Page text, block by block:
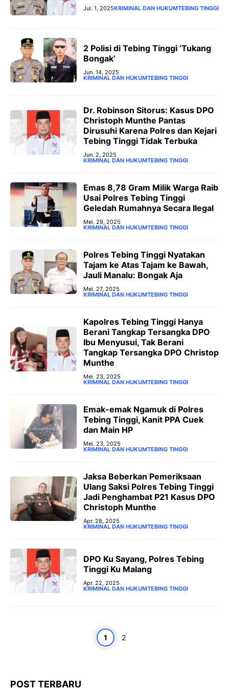
Jul. 1, 2025KRIMINAL DAN HUKUMTEBING TINGGI
2 Polisi di Tebing Tinggi ‘Tukang
Bongak’
Jun. 14, 2025
KRIMINAL DAN HUKUMTEBING TINGGI
Dr. Robinson Sitorus: Kasus DPO
Christoph Munthe Pantas
Dirusuhi Karena Polres dan Kejari
Tebing Tinggi Tidak Terbuka
Jun. 2, 2025
KRIMINAL DAN HUKUMTEBING TINGGI
Emas 8,78 Gram Milik Warga Raib
Usai Polres Tebing Tinggi
Geledah Rumahnya Secara Ilegal
Mei. 29, 2025
KRIMINAL DAN HUKUMTEBING TINGGI
Polres Tebing Tinggi Nyatakan
Tajam ke Atas Tajam ke Bawah,
Jauli Manalu: Bongak Aja
Mei. 27, 2025
KRIMINAL DAN HUKUMTEBING TINGGI
Kapolres Tebing Tinggi Hanya
Berani Tangkap Tersangka DPO
Ibu Menyusui, Tak Berani
Tangkap Tersangka DPO Christop
Munthe
Mei. 23, 2025
KRIMINAL DAN HUKUMTEBING TINGGI
Emak-emak Ngamuk di Polres
Tebing Tinggi, Kanit PPA Cuek
dan Main HP
Mei. 23, 2025
KRIMINAL DAN HUKUMTEBING TINGGI
Jaksa Beberkan Pemeriksaan
Ulang Saksi Polres Tebing Tinggi
Jadi Penghambat P21 Kasus DPO
Christoph Munthe
Apr. 28, 2025
KRIMINAL DAN HUKUMTEBING TINGGI
DPO Ku Sayang, Polres Tebing
Tinggi Ku Malang
Apr. 22, 2025
KRIMINAL DAN HUKUMTEBING TINGGI
Halaman
1 Halaman
2
POST TERBARU